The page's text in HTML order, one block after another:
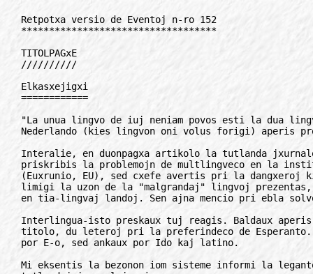
Retpotxa versio de Eventoj n-ro 152
***********************************

TITOLPAGxE
//////////

Elkasxejigxi
============

"La unua lingvo de iuj neniam povos esti la dua lingvo de cxiuj!" - En
Nederlando (kies lingvon oni volus forigi) aperis pro tio pluraj artikoloj.

Interalie, en duonpagxa artikolo la tutlanda jxurnalo De Volkskrant
priskribis la problemojn de multlingveco en la institucioj de Euxropa Unio
(Euxrunio, EU), sed cxefe avertis pri la dangxeroj kiujn proponoj por
limigi la uzon de la "malgrandaj" lingvoj prezentas, i.a., al entreprenoj
en tia-lingvaj landoj. Sen ajna mencio pri ebla solvo.

Interlingua-isto preskaux tuj reagis. Baldaux aperis, kune, sub granda
titolo, du leteroj pri la preferindeco de Esperanto. Tio vekis alian reagon
por E-o, sed ankaux por Ido kaj latino.

Mi eksentis la bezonon iom sisteme informi la legantojn de iuj gravaj
tutlandaj jxurnaloj pri:

- la ekzisto de la lingva problemo en la organoj de EU kaj inter la
  EU-civitanoj;

- la dangxeroj de ne-egala traktado de la lingvoj en EU;

- la netauxgeco de EU-proponoj pri deviga instruado de du fremdaj lingvoj;

- la tute malgxusta, troiga gxenerala imago pri la kono de fremdaj lingvoj
  en Nederlando;

- kaj tio ke Esperanto kiel neuxtrala internacia lingvo povus prezenti
  solvon - kiun EU almenaux esploru.

Pli ampleksajn miajn artikolojn la redakcioj komence rifuzis. Do mi decidis
provi per "leteroj al la redakcio". El tio rezultis presigxo de sep miaj
leteroj (cx. 200 vortaj) en tri tutlandaj jxurnaloj, De Volkskrant, Het
Parool, Algemeen Dagblad. Sed post tia preparo de la grundo, aperis ankaux
cx. 600-vorta teksto de William Auld (en mia traduko). Ses miaj provoj ne
akceptigxis; presigxis naux el miaj leteroj kaj pluraj de aliaj
esperantistoj. Cxio dum tri monatoj.

Por mi tio signifas, ke redakcioj ne estas malemaj publikigi
argumentoricxajn reagojn al specifaj artikoloj aux novajxoj, kiel
prilingvaj proponoj en EU, malfermo de ankoraux-pli-perfektiga kurso por la
angla, tutmonda televida elsendo de fusxparolanta gravulo, aviadila
preskaux-akcidento pro miskompreno ktp.

Venis tempo, almenaux en Euxropa Unio, por ke E-parolantoj eliru el siaj
kongresaj aux literaturaj kasxejoj, kie ili komplete sekrete utiligas la
lingvon nur por sia propra plezuro.

Se ni vidas, ke ekzistas lingva problemo, kaj se ni por ni mem konstatis ke
E-o povas prezenti solvon por egalnivela, nediskriminacia kontakto inter
homoj, - ni ne tenu tiun eltrovajxon sekreta!

Wouter F. Pilger, Nederlando
el Arko, marto 1998

***************************************************************************

FAKA APLIKADO
/////////////

Trajno-nomo: 1622
=================

Ekde la 24-a de majo, la trajno sub la numero 1622, trafikanta inter la
rumana cxefurbo Bukaresxto kaj la urbo Sibiu (Nagyszeben) estas nomita
"Esperanto" - menciata ankaux en la oficiala fervoja horaro.

Ne temas pri internacia, sed pri grava enlanda trajno. Mi pensas, ke la
ideo de la Rumanaj Fervojoj (CFR) estas agrablajxo, kiun Esperantio devas
saluti.

Cristian Mocanu
cristi@forigu.intelcredo.ro

***************************************************************************

Vojagxaj cxicxeronoj
====================

"Bona cxicxerono akceptas kiel modelon profesian, la romian oratoron
Cicero-n, kies parolkapablo estis admirinda - li neniam enmetas akvon en la
vinon". - Tiel konsilis profesoro Tyburcjusz Tyblewski dum sia prelego pri
turismo en la Internacia Kurso ("studumo") pri Turismo cxe la bakalauxriga
universitata sesio de AIS San Marino dum la internacia kurso por
E-vojagxgvidantoj. Gxi okazis lige al la 23-aj Esperanto-Tagoj de
Bydgoszcz - organizitaj de la internacia asocio "Monda Turismo".

Studentoj, kiuj post gimnazia studado deziras farigxi vojagxgvidantoj povas
en Bydgoszcz sekvi 3-jaran kursaron tiucele pere de la lingvo Esperanto.
Ewa Bondar instruas Esperanton 9 horojn semajne. Paralele estas instruataj
ankaux aliaj lingvoj - kaj kompreneble la turisma fako mem.

En majo naux studentoj ekzamenigxis post 3-jara studado, kaj ricevis finajn
diplomojn preskaux 50 gestudentoj de la unua jaro. Cxiuj devis antauxe
verki skriban disertacion kaj pasi skriban kaj parolan finekzamenojn.

La Bydgoszcz-aj kursoj por vojagxgvidantoj bone ekzempligas la praktikan
utiligon de Esperanto en la cxiutaga komerca kaj kultura mondo. Post
kelkmonata studado la studentoj parolas flue kaj sentas sin tute hejme pri
Esperanto.

Monda Turismo
turismo@forigu.bydg.pdi.net

***************************************************************************

"Civitanoj de la mondo"
=======================

La asembleo de Internacia Registrolibro de Mondcivitanoj (66 boulevard
Vincent Auriol, FR-75013 Paris, Francio) en aprilo elektis prezidanto
francan esperantiston Daniel Durand (rete: dan.cdm@forigu.wanadoo.fr)

IRMC estis kreita la 1-an de januaro 1949 por kunordigi la registradon de
la personoj, kiuj sin deklaras "civitanoj de la mondo". En 1965 IRMC
malfermis Internacian Esperantistan Registro-Centron en Vieno. (Informoj
cxe: http://perso.wanadoo.fr/dan.cdm/kio.htm)

IRMC preskaux konstante estis prezidata de personoj favoraj al Esperanto,
sed nun unuafoje la prezidanto mem parolas Esperanton.

Daniel Durand cetere fondis kaj gvidas Mondan Fonduson de Solidareco
Kontraux la Malsato, kies oficiala lingvo estas Esperanto. Por tiu
organizajxo li redaktas kaj eldonas la bultenon "Monda Solidareco".

En 1994 kune kun s-ro Samain, li fondis ITRE, "Internacia Traduk-Reto pere
de Esperanto". En gxi nun estas registrita 70 tradukuloj por 29 lingvoj.

el Ret-info

***************************************************************************

Sciencteknikaj studentoj
========================

Inter 21-24 de aprilo en For-Orienta Sxtata Teknika Universitato (FOSxTU)
okazis regiona sciencteknika konferenco kun la titolo "Junularo kaj
sciencteknika progreso" en kies kadro funkciis la sekcio "Internacia lingvo
Esperanto en Eduko, Scienco kaj Kulturo". La konferencon partoprenis pli ol
mil personoj. Estis prezentitaj cxirkaux mil raportoj, el kiuj dek estis
faritaj en du lingvoj: Esperanta kaj rusa. Pri la sekcikunsido kaj
Esperanto la regiona sxtata radio faris du elsendojn.

La partoprenintoj decidis arangxi la sekvan sekcikunsidon venontjare, kadre
de la Tria Internacia Studenta Kongreso de la Azi-Pacifikaj Landoj, okaze
de la 100-jarigxo de FOSxTU. Studentoj kaj instruistoj estas bonvenaj.

E-Klubo, FOSxTU, A. Titajev, docento,
ul. Pusxkinskaja 10, RU-690600 Vladivostok, Rusio.
Rete: espero@forigu.pub.marine.su

***************************************************************************

KONTAKTOJ SERCxATAJ
///////////////////

Kiom kostas ovo?
================

Esperantistoj el Bosnio startigis entreprenon por bredado de domeskigitaj
japanaj koturnoj cele al produktado de ovoj kaj viando. Ili volas sondi la
euxropan merkaton (kaj ecx pluan) por ekzameni eblecojn eksporti la varojn
kaj pligrandigi la produktokvanton.

Ili bezonas informojn pri vialandaj firmaoj, kiuj negocas/komercas per
similaj kaj eventuale samaj varoj por starigo de komercaj rilatoj? Cxu vi
povus sendi adresojn al:

Branko Miljko
ul. Porodica Ribar 65, BA-71000 Sarajevo, Bosnio-Hercegovino.

***************************************************************************

INTERRETO
/////////

Vivdauxraj adresoj
==================

Por plifaciligi la atingeblon de instancoj de GEJ (Germana E-Junularo) ni
nun havas vivdauxrajn adresojn. (De kie la mesagxoj estas plusenditaj al la
aktuala respondeculo)

Gxis nun funkcias:

- GEJ gazeto: gg@forigu.esperanto.de (redaktoro Marc Stessgen)

- GEJ prezidanto: gej@forigu.esperanto.de (Marko Naoki Lins)

- Berlina Oficejo: bero@forigu.esperanto.de (estro Steffen Pietsch)

- Cxiu estrarano per la skemo: Antauxnomo.Nomo@forigu.esperanto.de

Por demandoj aux mendoj de pliaj adresoj, vi povas turni vin rekte al:

Steffen Pietsch
Berlina Oficejo de GEJ

***************************************************************************

ARANGxOJ
////////

Kompleta monata kalendaro
=========================

La kompleta jara listo de E-arangxoj dauxre aktualigata de ni, troveblas en
interreto http://www.hungary.net/esperanto/. Korektoj, aldonoj estas
bonvenaj! Por ricevi txt-formatan version sendu simplan mesagxon (enhavo ne
gravas) al la auxtomato: kalendaro@forigu.esperanto.org

19-24.07. 34-a Brazila Kongreso de Esperanto en Salvador-Bahia. "Esperanto
  kaj Interreto: Globigado de la komunikado". Inf: Bahia Esperanto-Asocio,
  Caixa Postal 945, BR-40001-970 Salvador BA, Brazilio.
  Rete: kongreso@forigu.svn.com.br

19-25.07. Internacia Junulara Semajno (IJS), Kecskemet Inf: Hungara
  E-Junularo, Pk. 87, HU-1675 Budapest, Hungario. Fakso: +36-1-2828885
  Rete: hej@forigu.vma.bme.hu

19-25.07. Somera E-Kursejo, Jekaterinburg. Inf: E-Centro, ab.ja. 67.
  RU-6200077 Jekaterinburg, Rusio. Tel: +7-3432-220481.
  Rete: hrgo@forigu.sbank.e-burg.su

19.07-01.08. Somera E-Tendaro, Lancxov. Inf: s-ro Pavel Sittauer, CZ-67401
  Trebicx, Cxehio. Tel: +420-618-21909.

20-25.07. Praktikado de la lingvo (dua nivelo), Bouresse. Inf: Kvinpetalo,
  Rue du Lavoire, FR-86410 Bouresse, Francio. Tel: +33-5-49428074.

20-31.07. Internacia Metodika Seminario por E-instruantoj, Bauge. Inf:
  Kultura Esperanto-Domo Gresillon, FR-49150 Bauge, Francio. Tel:
  +33-2-41891034.

21-25.07. 5-a Mara Internacia Renkontigxo (MIRO), Savudrija. Inf: Kroatia
  Esperanto-Junulara Asocio, Amrusxeva 5/I, HR-10000 Zagreb, Kroatio.
  Tel/fakso: +385-1-4810152. Rete: esperanto@forigu.zg.tel.hr

21-26.07. Problemoj de interkultura komunikado, La Chaux-de-Fonds. Inf:
  Kultura Centro Esperantista, PB. 311, CH-2301 La Chaux-de-Fonds, Svisio.
  Tel/fakso: +41-32-9267407.

22.07-07.08. Internaciaj semajnoj de la Martinus-Centro. Klint. Inf:
  Martinus-Instituto, Mariendalsvej 94-95, DK-2000 Frederiksburg, Danio.
  Tel: +45-38-346180. Rete: martinus@forigu.centrum.dk

24-27.07. 17-a Komuna Seminario, Beijing. Inf: Cxina Junulara E-Asocio,
  P.O.Kesto 825. CN-100037 Beijing,